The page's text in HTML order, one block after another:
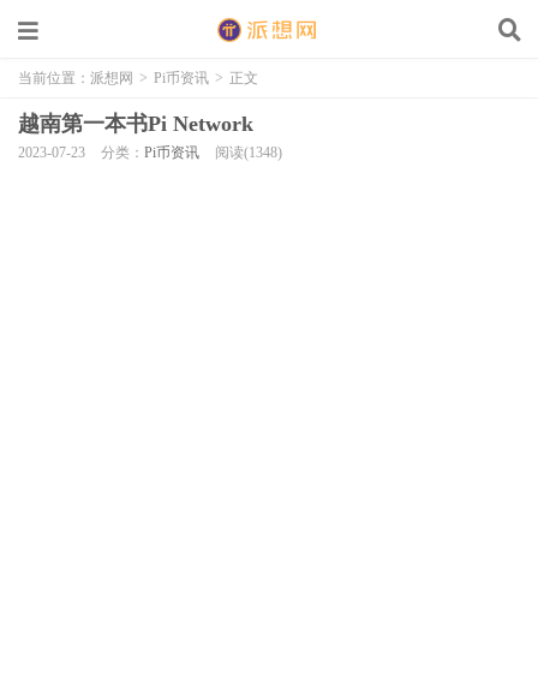
当前位置： 派想网 > Pi币资讯 > 正文
越南第一本书Pi Network
2023-07-23 分类： Pi币资讯 阅读(1348)